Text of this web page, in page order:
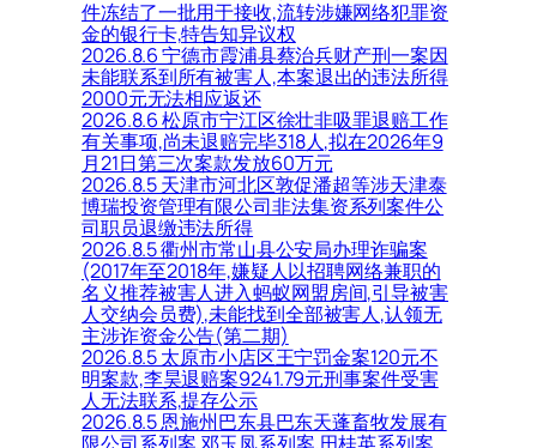
件冻结了一批用于接收,流转涉嫌网络犯罪资
金的银行卡,特告知异议权
2026.8.6 宁德市霞浦县蔡治兵财产刑一案因
未能联系到所有被害人,本案退出的违法所得
2000元无法相应返还
2026.8.6 松原市宁江区徐壮非吸罪退赔工作
有关事项,尚未退赔完毕318人,拟在2026年9
月21日第三次案款发放60万元
2026.8.5 天津市河北区敦促潘超等涉天津泰
博瑞投资管理有限公司非法集资系列案件公
司职员退缴违法所得
2026.8.5 衢州市常山县公安局办理诈骗案
(2017年至2018年,嫌疑人以招聘网络兼职的
名义推荐被害人进入蚂蚁网盟房间,引导被害
人交纳会员费),未能找到全部被害人,认领无
主涉诈资金公告(第二期)
2026.8.5 太原市小店区王宁罚金案120元不
明案款,李昊退赔案9241.79元刑事案件受害
人无法联系,提存公示
2026.8.5 恩施州巴东县巴东天蓬畜牧发展有